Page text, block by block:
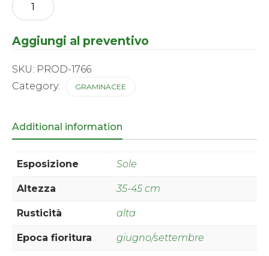
-
petriei
Chocolate
Aggiungi al preventivo
SKU: PROD-1766
Category:
GRAMINACEE
Additional information
Esposizione Sole
Altezza 35-45 cm
Rusticità alta
Epoca fioritura giugno/settembre